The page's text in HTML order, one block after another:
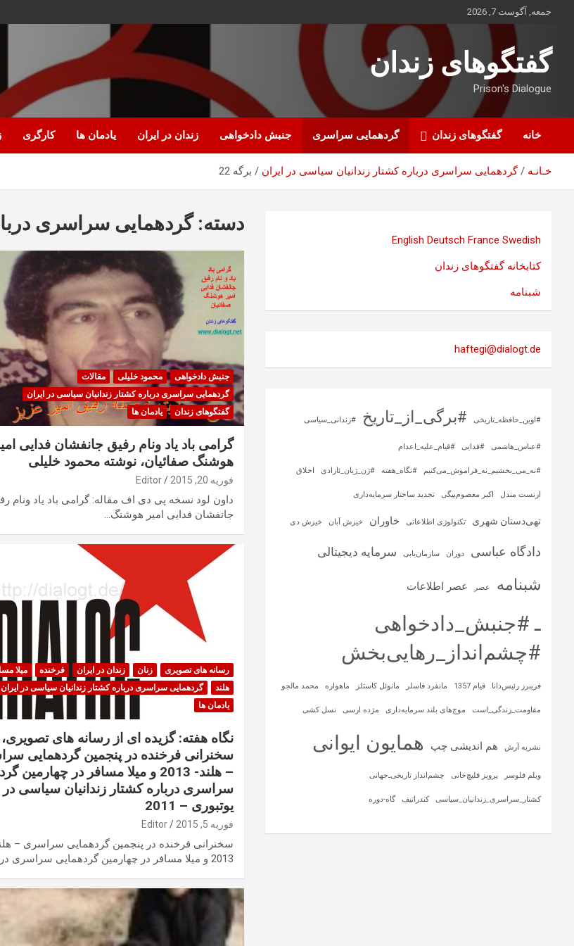
جمعه, آگوست 7, 2026
گفتگوهای زندان
Prison's Dialogue
خانه گفتگوهای زندان گردهمایی سراسری جنبش دادخواهی زندان در ایران یادمان ها کارگری
خـانـه گردهمایی سراسری درباره کشتار زندانیان سیاسی در ایران برگه 22
دسته:گردهمایی سراسری
جنبش دادخواهی محمود خلیلی
مقالات
گردهمایی سراسری درباره کشتار زندانیان سیاسی در ایران
گفتگوهای زندان
یادمان ها
گرامی باد یاد ونام رفیق جانفشان فدایی
هوشنگ صفائیان، نوشته محمود خلیلی
فوریه 20, 2015 Editor
داون لود نسخه پی دی اف مقاله: گرامی باد یاد ونام
جانفشان فدایی امیر هوشنگ…
رسانه های تصویری زنان زندان در ایران فرخنده
میلا
هلند
گردهمایی سراسری درباره کشتار زندانیان سیاسی در ایران
یادمان ها
نگاه هفته: گزیده ای از رسانه های تصویری،
سخنرانی فرخنده در پنجمین گردهمایی
– هلند- 2013 و میلا مسافر در چهارمین
سراسری درباره کشتار زندانیان سیاسی در
یوتبوری – 2011
فوریه 5, 2015 Editor
سخنرانی فرخنده در پنجمین گردهمایی سراسری –
2013 و میلا مسافر در چهارمین گردهمایی سراسری درباره…
English Deutsch France Swedish
کتابخانه گفتگوهای زندان
شبنامه
haftegi@dialogt.de
#اوین_حافظه_تاریخی #برگی_از_تاریخ #زندانی_سیاسی
#عباس_هاشمی #فدایی #قیام_علیه_اعدام
#نه_می_بخشیم_نه_فراموش_می‌کنیم #نگاه_هفته #ژن_ژیان_ئازادی اخلاق
ارنست مندل اکبر معصوم‌بیگی تجدید ساختار سرمایه‌داری
تهی‌دستان شهری تکنولوژی اطلاعاتی خاوران خیزش آبان خیزش دی
دادگاه عباسی دوران سازمان‌یابی سرمایه‌ دیجیتالی
شبنامه عصر عصر اطلاعات
ـ #جنبش_دادخواهی
#چشم‌انداز_رهایی‌بخش
فریبرز رئیس‌دانا قیام 1357 مانفرد فاسلر مانوئل کاستلز ماهواره‌ محمد مالجو
مقاومت_زندگی_است موج‌های بلند سرمایه‌داری مژده ارسی نسل کشی
نشریه آرش هم اندیشی چپ همایون ایوانی
ویلم فلوسر پرویز قلیچ‌خانی چشم‌انداز تاریخی‌ـ‌جهانی
کشتار_سراسری_زندانیان_سیاسی کندراتیف گاه-دوره